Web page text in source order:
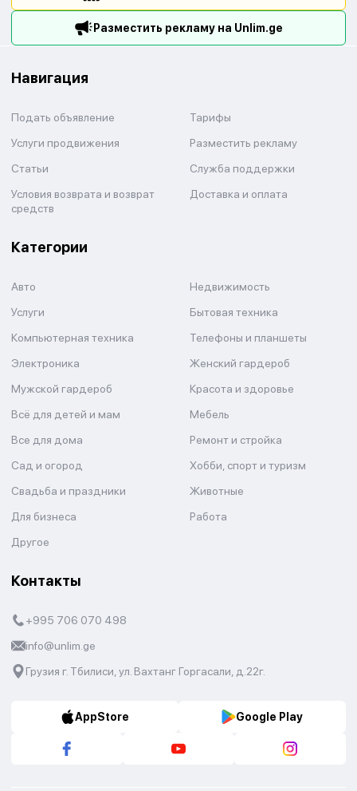
Разместить рекламу на Unlim.ge
Навигация
Подать объявление
Тарифы
Услуги продвижения
Разместить рекламу
Статьи
Служба поддержки
Условия возврата и возврат
средств
Доставка и оплата
Категории
Авто
Недвижимость
Услуги
Бытовая техника
Компьютерная техника
Телефоны и планшеты
Электроника
Женский гардероб
Мужской гардероб
Красота и здоровье
Всё для детей и мам
Мебель
Все для дома
Ремонт и стройка
Сад и огород
Хобби, спорт и туризм
Свадьба и праздники
Животные
Для бизнеса
Работа
Другое
Контакты
+995 706 070 498
info@unlim.ge
Грузия г. Тбилиси, ул. Вахтанг Горгасали, д.22г.
AppStore Google Play